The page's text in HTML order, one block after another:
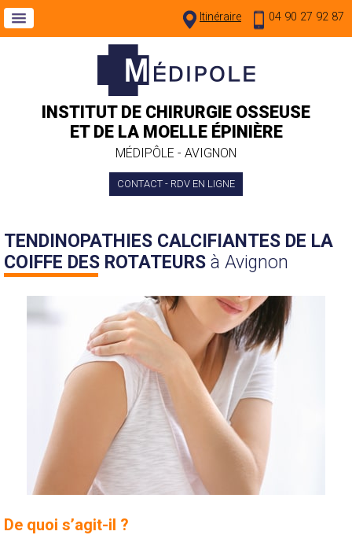
04 90 27 92 87
Itinéraire
INSTITUT DE CHIRURGIE OSSEUSE
ET DE LA MOELLE ÉPINIÈRE
MÉDIPÔLE - AVIGNON
CONTACT - RDV EN LIGNE
TENDINOPATHIES CALCIFIANTES DE LA
COIFFE DES ROTATEURS à Avignon
De quoi s’agit-il ?